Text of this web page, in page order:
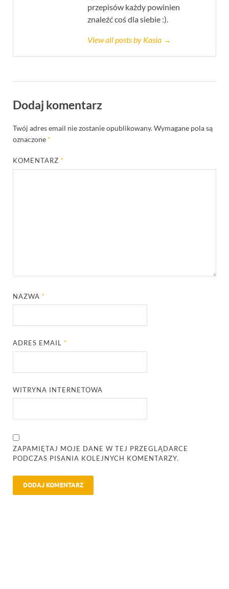
przepisów każdy powinien
znaleźć coś dla siebie :).
View all posts by Kasia →
Dodaj komentarz
Twój adres email nie zostanie opublikowany.Wymagane pola są
oznaczone *
KOMENTARZ*
NAZWA*
ADRES EMAIL*
WITRYNA INTERNETOWA
ZAPAMIĘTAJ MOJE DANE W TEJ PRZEGLĄDARCE
PODCZAS PISANIA KOLEJNYCH KOMENTARZY.